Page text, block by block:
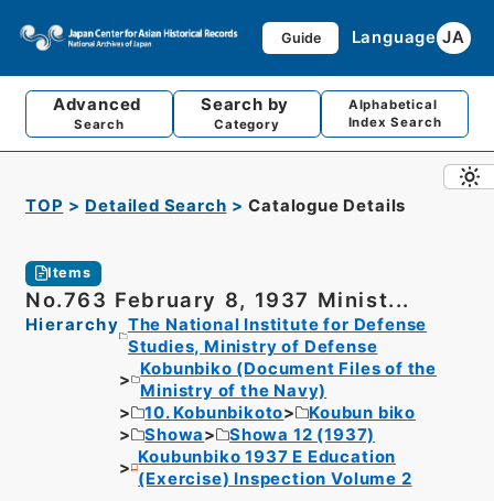
Guide Language JA
Advanced
Search
Search by
Category
Alphabetical
Index Search
TOP Detailed Search Catalogue Details
Items
No.763 February 8, 1937 Minist...
Hierarchy The National Institute for Defense
Studies, Ministry of Defense
Kobunbiko (Document Files of the
Ministry of the Navy)
10. Kobunbikoto
Koubun biko
Showa
Showa 12 (1937)
Koubunbiko 1937 E Education
(Exercise) Inspection Volume 2